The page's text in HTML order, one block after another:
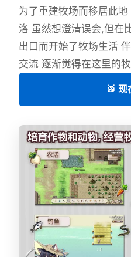
为了重建牧场而移居此
洛 虽然想澄清误会,但在
出口而开始了牧场生活
交流 逐渐觉得在这里的
🥁 现